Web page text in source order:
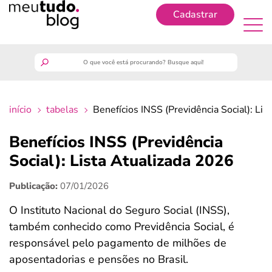
Cadastrar
finanças
benefícios
crédito fácil
últimas notícias
início tabelas Benefícios INSS (Previdência Social):
Benefícios INSS (Previdência
Social): Lista Atualizada 2026
Publicação: 07/01/2026
O Instituto Nacional do Seguro Social (INSS),
também conhecido como Previdência Social, é
responsável pelo pagamento de milhões de
aposentadorias e pensões no Brasil.